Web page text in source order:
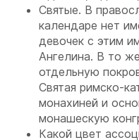
Святые. В
календаре нет
девочек с этим
Ангелина. В то
отдельную
Святая римско-
монахиней и
монашескую
Какой цвет